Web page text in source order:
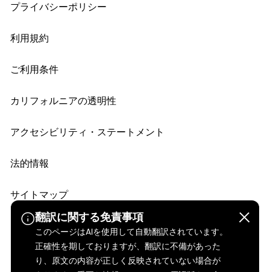
翻訳に関する免責事項
このページはAIを使用して自動翻訳されています。
正確性を期しておりますが、翻訳に不備があった
り、原文の内容が正しく反映されていない場合が
プライバシーポリシー
利用規約
ご利用条件
カリフォルニアの透明性
アクセシビリティ・ステートメント
法的情報
サイトマップ